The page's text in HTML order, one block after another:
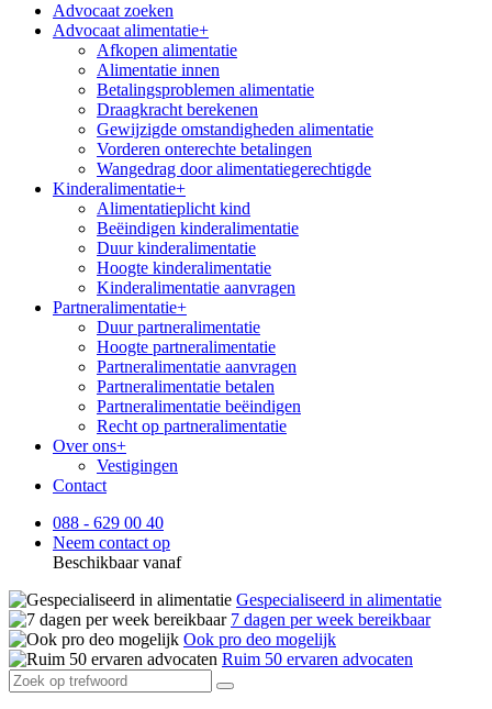
Advocaat zoeken
Advocaat alimentatie+
Afkopen alimentatie
Alimentatie innen
Betalingsproblemen alimentatie
Draagkracht berekenen
Gewijzigde omstandigheden alimentatie
Vorderen onterechte betalingen
Wangedrag door alimentatiegerechtigde
Kinderalimentatie+
Alimentatieplicht kind
Beëindigen kinderalimentatie
Duur kinderalimentatie
Hoogte kinderalimentatie
Kinderalimentatie aanvragen
Partneralimentatie+
Duur partneralimentatie
Hoogte partneralimentatie
Partneralimentatie aanvragen
Partneralimentatie betalen
Partneralimentatie beëindigen
Recht op partneralimentatie
Over ons+
Vestigingen
Contact
088 - 629 00 40
Neem contact op
Beschikbaar vanaf
Gespecialiseerd in alimentatie
7 dagen per week bereikbaar
Ook pro deo mogelijk
Ruim 50 ervaren advocaten